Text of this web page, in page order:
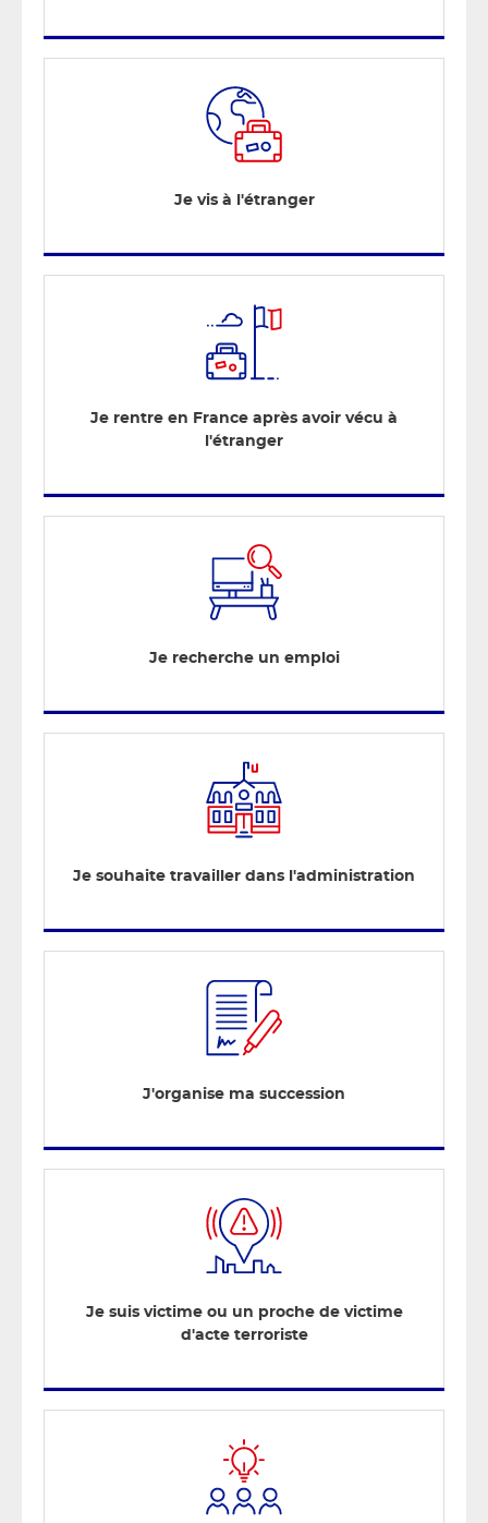
Je vis à l'étranger
Je rentre en France après avoir vécu à
l'étranger
Je recherche un emploi
Je souhaite travailler dans l'administration
J'organise ma succession
Je suis victime ou un proche de victime
d'acte terroriste